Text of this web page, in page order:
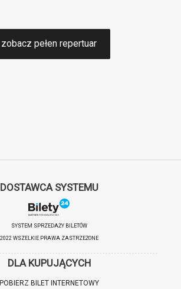
zobacz pełen repertuar
DOSTAWCA SYSTEMU
SYSTEM SPRZEDAŻY BILETÓW
2022 WSZELKIE PRAWA ZASTRZEŻONE
DLA KUPUJĄCYCH
POBIERZ BILET INTERNETOWY